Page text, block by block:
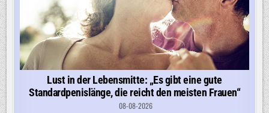
Lust in der Lebensmitte: „Es gibt eine gute
Standardpenislänge, die reicht den meisten Frauen“
08-08-2026